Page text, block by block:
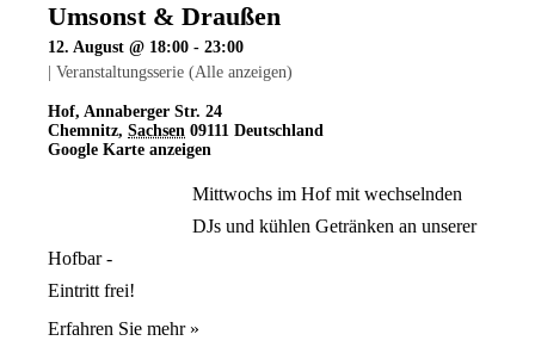
Umsonst & Draußen
12. August @ 18:00 - 23:00
Veranstaltungsserie (Alle anzeigen)
Hof, Annaberger Str. 24
Chemnitz, Sachsen 09111 Deutschland
Google Karte anzeigen
Mittwochs im Hof mit wechselnden
DJs und kühlen Getränken an unserer
Hofbar -
Eintritt frei!
Erfahren Sie mehr »